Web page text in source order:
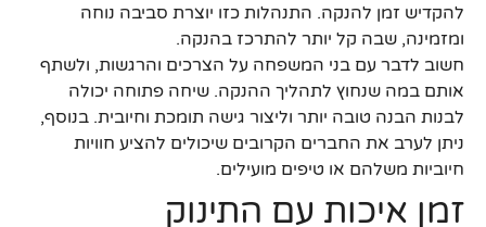
להקדיש זמן להנקה. התנהלות כזו יוצרת סביבה נוחה
ומזמינה, שבה קל יותר להתרכז בהנקה.
חשוב לדבר עם בני המשפחה על הצרכים והרגשות, ולשתף
אותם במה שנחוץ לתהליך ההנקה. שיחה פתוחה יכולה
לבנות הבנה טובה יותר וליצור גישה תומכת וחיובית. בנוסף,
ניתן לערב את החברים הקרובים שיכולים להציע חוויות
חיוביות משלהם או טיפים מועילים.
זמן איכות עם התינוק